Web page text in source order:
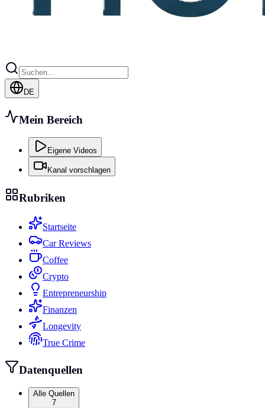
DE
Mein Bereich
Eigene Videos
Kanal vorschlagen
Rubriken
Startseite
Car Reviews
Coffee
Crypto
Entrepreneurship
Finanzen
Longevity
True Crime
Datenquellen
Alle Quellen
7